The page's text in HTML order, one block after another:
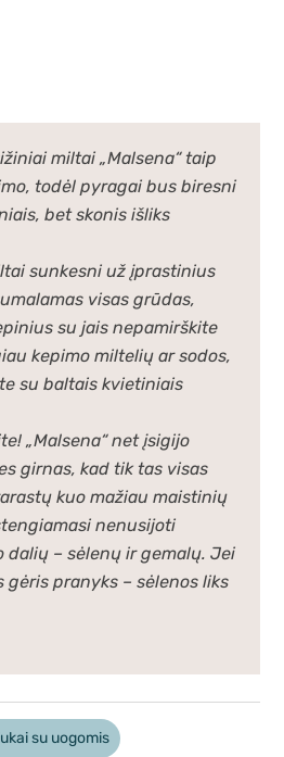
miltai „Malsena“ taip
todėl pyragai bus biresni
bet skonis išliks
sunkesni už įprastinius
visas grūdas,
su jais nepamirškite
kepimo miltelių ar sodos,
su baltais kvietiniais
„Malsena“ net įsigijo
girnas, kad tik tas visas
kuo mažiau maistinių
nenusijoti
– sėlenų ir gemalų. Jei
gėris pranyks – sėlenos liks
su uogomis